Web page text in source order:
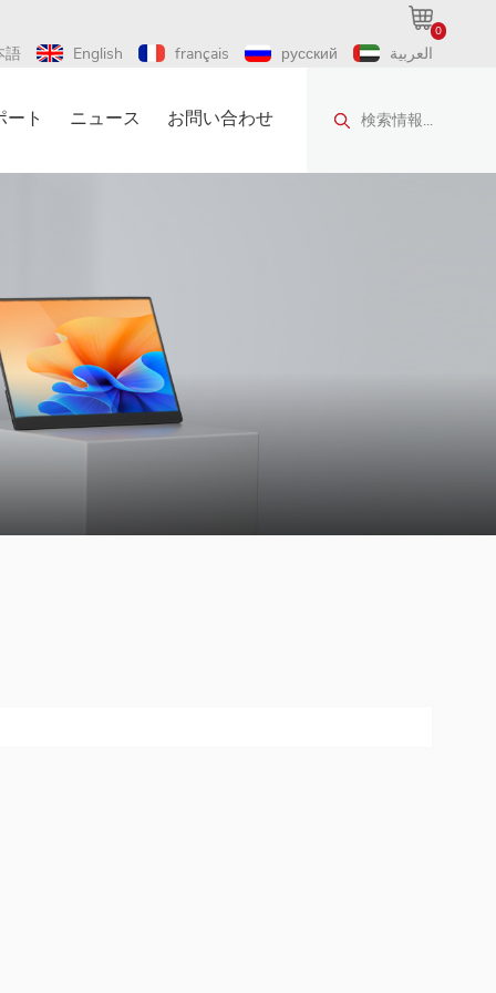
0
語 English français русский العربية
検索情報...
ート ニュース お問い合わせ